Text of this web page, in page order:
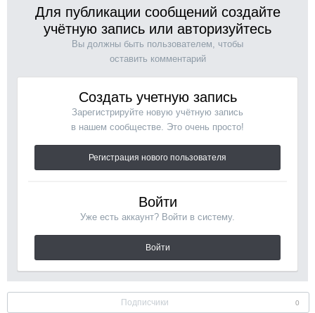
Для публикации сообщений создайте
учётную запись или авторизуйтесь
Вы должны быть пользователем, чтобы
оставить комментарий
Создать учетную запись
Зарегистрируйте новую учётную запись
в нашем сообществе. Это очень просто!
Регистрация нового пользователя
Войти
Уже есть аккаунт? Войти в систему.
Войти
Подписчики 0